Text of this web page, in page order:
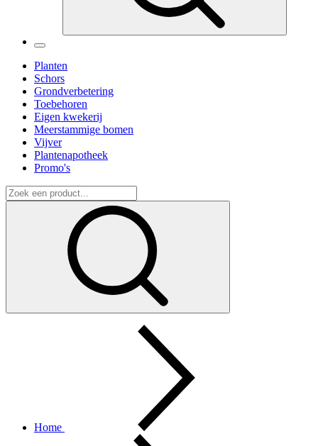
Planten
Schors
Grondverbetering
Toebehoren
Eigen kwekerij
Meerstammige bomen
Vijver
Plantenapotheek
Promo's
Home